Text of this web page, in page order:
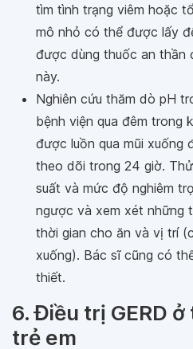
tìm tình trạng viêm hoặc
mô nhỏ có thể được lấy
được dùng thuốc an thần
này.
Nghiên cứu thăm dò pH
bệnh viện qua đêm trong
được luồn qua mũi xuống
theo dõi trong 24 giờ.
suất và mức độ nghiêm
ngược và xem xét những
thời gian cho ăn và vị trí
xuống). Bác sĩ cũng có
thiết.
6. Điều trị GERD
trẻ em